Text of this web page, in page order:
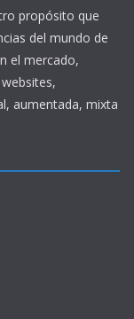
propósito que
del mundo de
el mercado,
aumentada, mixta